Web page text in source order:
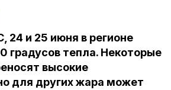
и 25 июня в регионе
градусов тепла. Некоторые
высокие
для других жара может